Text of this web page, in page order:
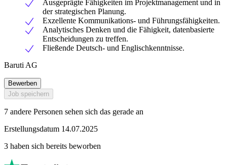
Ausgeprägte Fähigkeiten im Projektmanagement und in
der strategischen Planung.
Exzellente Kommunikations- und Führungsfähigkeiten.
Analytisches Denken und die Fähigkeit, datenbasierte
Entscheidungen zu treffen.
Fließende Deutsch- und Englischkenntnisse.
Baruti AG
Bewerben
Job speichern
7 andere Personen sehen sich das gerade an
Erstellungsdatum 14.07.2025
3 haben sich bereits beworben